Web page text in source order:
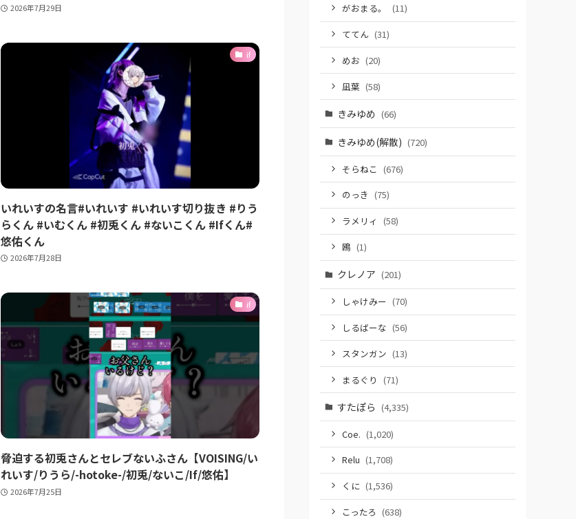
2026年7月29日
if
いれいすの名言#いれいす #いれいす切り抜き #りう
らくん #いむくん #初兎くん #ないこくん #Ifくん#
悠佑くん
2026年7月28日
if
脅迫する初兎さんとセレブないふさん【VOISING/い
れいす/りうら/-hotoke-/初兎/ないこ/If/悠佑】
2026年7月25日
がおまる。
(11)
ててん (31)
めお (20)
凪葉 (58)
きみゆめ (66)
きみゆめ(解散) (720)
そらねこ (676)
のっき (75)
ラメリィ (58)
鴎 (1)
クレノア (201)
しゃけみー (70)
しるばーな (56)
スタンガン (13)
まるぐり (71)
すたぽら (4,335)
Coe. (1,020)
Relu (1,708)
くに (1,536)
こったろ (638)